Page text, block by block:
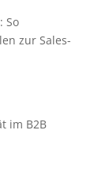
So
zur Sales-
im B2B